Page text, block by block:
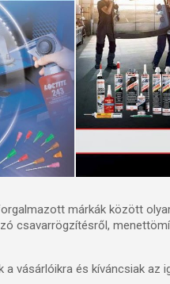
márkák között
csavarrögzítésről,
a vásárlóikra és kíváncsiak